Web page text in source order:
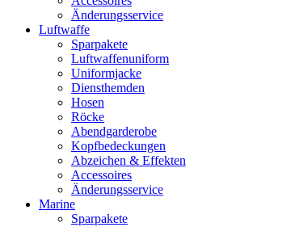
Änderungsservice
Luftwaffe
Sparpakete
Luftwaffenuniform
Uniformjacke
Diensthemden
Hosen
Röcke
Abendgarderobe
Kopfbedeckungen
Abzeichen & Effekten
Accessoires
Änderungsservice
Marine
Sparpakete